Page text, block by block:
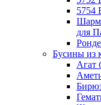
5754
для
Бусины из
Агат